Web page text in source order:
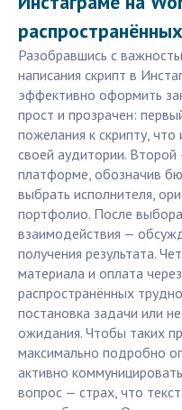
Разобравшись с
написания скрипт в
эффективно оформить
прост и прозрачен:
пожелания к скрипту,
своей аудитории.
платформе, обозначив
выбрать исполнителя,
портфолио. После
взаимодействия —
получения результата.
материала и оплата
распространённых
постановка задачи или
ожидания. Чтобы таких
максимально подробно
активно
вопрос — страх, что